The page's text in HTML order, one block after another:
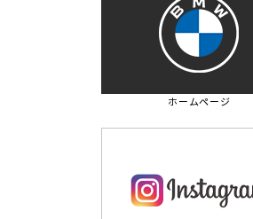
ホームページ